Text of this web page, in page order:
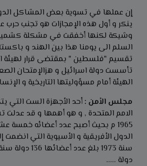
إن عملها في تسوية بعض المشاكل
ينكر و أول هذه الإمجازات هو تجنب حرب
وشيكة لكنها أخفقت في مشكلة
السلم الى يومنا هذا بين الهند و
تقسيم "فلسطين " بمقتضى قرار لهيئة
تأسست دولة اسرائيل و هزالإمتحان
الهيئة أمام مسؤوليتها التاريخية و
مجلس الأمن : أحد الأجهزة الست التي
الامم المتحدة , و هو أهمها و قد عدلت
1965 م بحيث أصبح عدد أعضائه خمسة
الدول الأفريقية و الأسيوية التي
دولة .....